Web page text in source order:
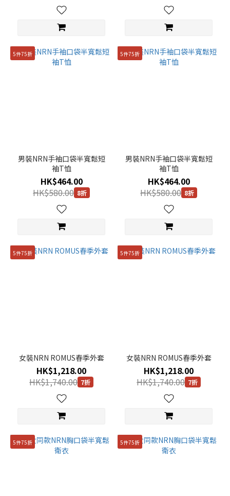
5件75折
男裝NRN手袖口袋半寬鬆短
袖T恤
HK$464.00
HK$580.00 8折
5件75折
男裝NRN手袖口袋半寬鬆短
袖T恤
HK$464.00
HK$580.00 8折
5件75折
女裝NRN ROMUS春季外套
HK$1,218.00
HK$1,740.00 7折
5件75折
女裝NRN ROMUS春季外套
HK$1,218.00
HK$1,740.00 7折
5件75折 5件75折